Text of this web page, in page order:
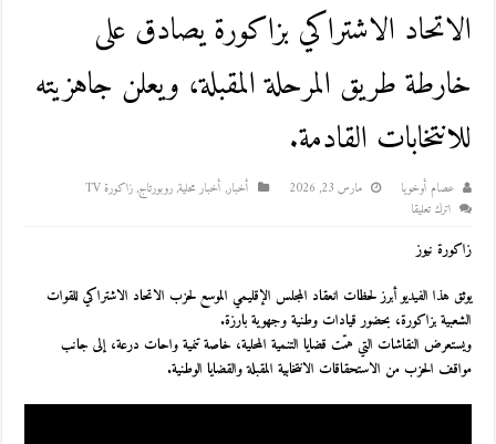
الاتحاد الاشتراكي بزاكورة يصادق على
خارطة طريق المرحلة المقبلة، ويعلن جاهزيته
للانتخابات القادمة.
عصام أوخويا مارس 23, 2026 أخبار, أخبار محلية, روبورتاج, زاكورة TV
اترك تعليقا
زاكورة نيوز
يوثق هذا الفيديو أبرز لحظات انعقاد المجلس الإقليمي الموسع لحزب الاتحاد الاشتراكي للقوات
الشعبية بزاكورة، بحضور قيادات وطنية وجهوية بارزة.
ويستعرض النقاشات التي همّت قضايا التنمية المحلية، خاصة تنمية واحات درعة، إلى جانب
مواقف الحزب من الاستحقاقات الانتخابية المقبلة والقضايا الوطنية.